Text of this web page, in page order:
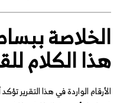
الخلاصة
هذا الكلام
الأرقام الواردة في هذا التقرير